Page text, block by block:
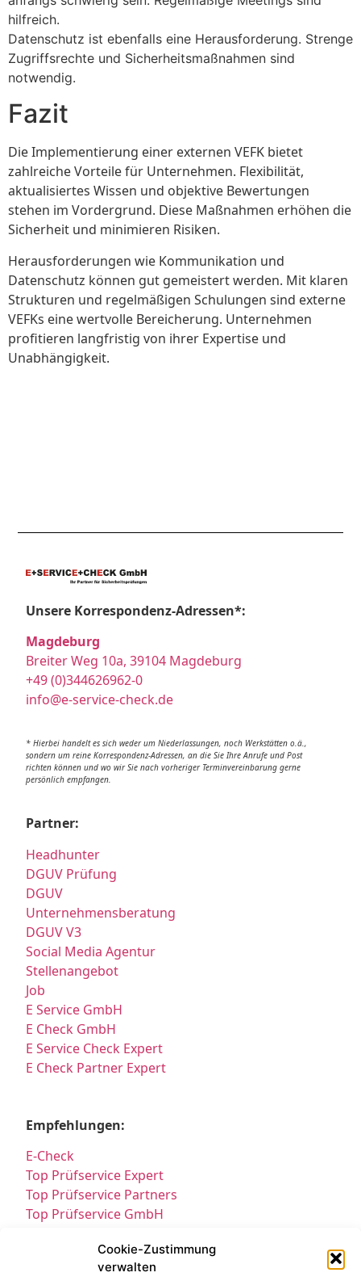
Cookie-Zustimmung
verwalten
hilfreich.
Datenschutz ist ebenfalls eine Herausforderung. Strenge
Zugriffsrechte und Sicherheitsmaßnahmen sind
notwendig.
Fazit
Die Implementierung einer externen VEFK bietet
zahlreiche Vorteile für Unternehmen. Flexibilität,
aktualisiertes Wissen und objektive Bewertungen
stehen im Vordergrund. Diese Maßnahmen erhöhen die
Sicherheit und minimieren Risiken.
Herausforderungen wie Kommunikation und
Datenschutz können gut gemeistert werden. Mit klaren
Strukturen und regelmäßigen Schulungen sind externe
VEFKs eine wertvolle Bereicherung. Unternehmen
profitieren langfristig von ihrer Expertise und
Unabhängigkeit.
Unsere Korrespondenz-Adressen*:
Magdeburg
Breiter Weg 10a, 39104 Magdeburg
+49 (0)344626962-0
info@e-service-check.de
* Hierbei handelt es sich weder um Niederlassungen, noch Werkstätten o.ä.,
sondern um reine Korrespondenz-Adressen, an die Sie Ihre Anrufe und Post
richten können und wo wir Sie nach vorheriger Terminvereinbarung gerne
persönlich empfangen.
Partner:
Headhunter
DGUV Prüfung
DGUV
Unternehmensberatung
DGUV V3
Social Media Agentur
Stellenangebot
Job
E Service GmbH
E Check GmbH
E Service Check Expert
E Check Partner Expert
Empfehlungen:
E-Check
Top Prüfservice Expert
Top Prüfservice Partners
Top Prüfservice GmbH
Sicherheitsprüfungen Partners
Sicherheitsprüfungen Expert